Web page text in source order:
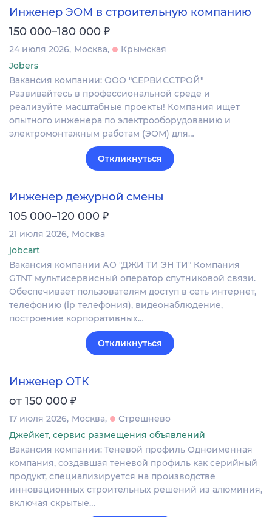
Инженер ЭОМ в строительную компанию
150 000–180 000 ₽
24 июля 2026 Москва
Крымская
Jobers
Вакансия компании: ООО "СЕРВИССТРОЙ"
Развивайтесь в профессиональной среде и
реализуйте масштабные проекты! Компания ищет
опытного инженера по электрооборудованию и
электромонтажным работам (ЭОМ) для…
Откликнуться
Инженер дежурной смены
105 000–120 000 ₽
21 июля 2026 Москва
jobcart
Вакансия компании АО "ДЖИ ТИ ЭН ТИ" Компания
GTNT мультисервисный оператор спутниковой связи.
Обеспечивает пользователям доступ в сеть интернет,
телефонию (ip телефония), видеонаблюдение,
построение корпоративных…
Откликнуться
Инженер ОТК
от 150 000 ₽
17 июля 2026 Москва
Стрешнево
Джейкет, сервис размещения объявлений
Вакансия компании: Теневой профиль Одноименная
компания, создавшая теневой профиль как серийный
продукт, специализируется на производстве
инновационных строительных решений из алюминия,
включая скрытые…